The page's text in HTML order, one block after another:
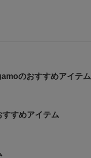
のおすすめアイテム
すめアイテム